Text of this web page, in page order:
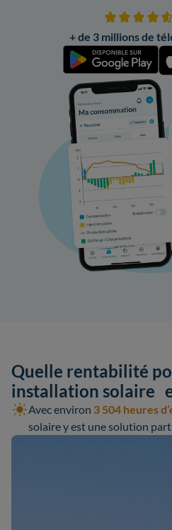
+ de 3 millions de
Quelle rentabilité
installation solaire
Avec environ 3 504 heures
solaire y est une solution